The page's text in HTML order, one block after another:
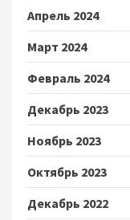
Апрель 2024
Март 2024
Февраль 2024
Декабрь 2023
Ноябрь 2023
Октябрь 2023
Декабрь 2022